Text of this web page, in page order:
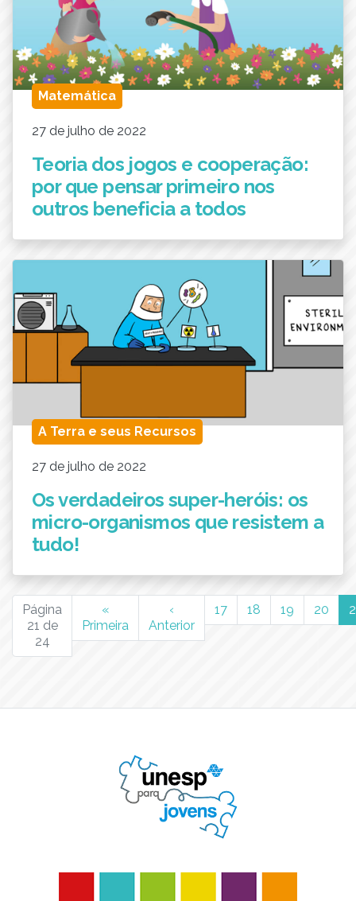
Matemática
27 de julho de 2022
Teoria dos jogos e cooperação:
por que pensar primeiro nos
outros beneficia a todos
A Terra e seus Recursos
27 de julho de 2022
Os verdadeiros super-heróis: os
micro-organismos que resistem a
tudo!
Página
21 de
24
«
Primeira
‹
Anterior
17 18 19 20